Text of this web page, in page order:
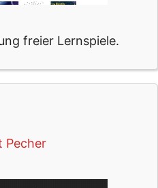
freier Lernspiele.
Pecher